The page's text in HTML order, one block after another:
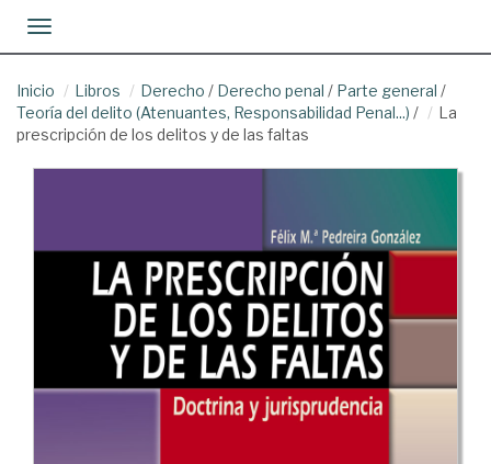
Toggle navigation
Inicio Libros Derecho / Derecho penal / Parte general /
Teoría del delito (Atenuantes, Responsabilidad Penal...) /
La
prescripción de los delitos y de las faltas